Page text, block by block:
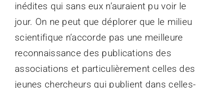
inédites qui sans eux n’auraient pu voir le
jour. On ne peut que déplorer que le milieu
scientifique n’accorde pas une meilleure
reconnaissance des publications des
associations et particulièrement celles des
jeunes chercheurs qui publient dans celles-